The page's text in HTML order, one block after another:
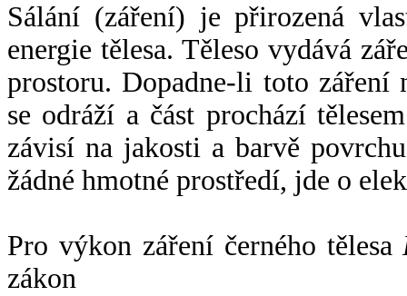
Sálání (záření) je přirozená
energie tělesa. Těleso vydává
prostoru. Dopadne-li toto záření
se odráží a část prochází
závisí na jakosti a barvě
žádné hmotné prostředí, jde o
Pro výkon záření černého tělesa
zákon